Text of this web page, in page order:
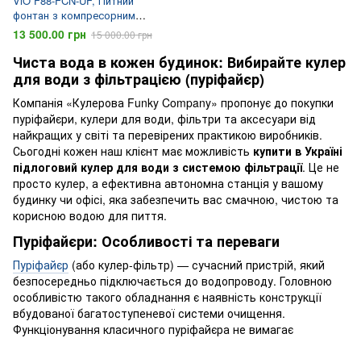
фонтан з компресорним
охолодженням, 4-х етапною
очисткою та окремим краном
для наповнення пляшок
13 500.00 грн 15 000.00 грн
Чиста вода в кожен будинок: Вибирайте кулер
для води з фільтрацією (пуріфайєр)
Компанія «Кулерова Funky Company» пропонує до покупки
пуріфайєри, кулери для води, фільтри та аксесуари від
найкращих у світі та перевірених практикою виробників.
Сьогодні кожен наш клієнт має можливість купити в Україні
підлоговий кулер для води з системою фільтрації. Це не
просто кулер, а ефективна автономна станція у вашому
будинку чи офісі, яка забезпечить вас смачною, чистою та
корисною водою для пиття.
Пуріфайєри: Особливості та переваги
Пуріфайєр (або кулер-фільтр) — сучасний пристрій, який
безпосередньо підключається до водопроводу. Головною
особливістю такого обладнання є наявність конструкції
вбудованої багатоступеневої системи очищення.
Функціонування класичного пуріфайєра не вимагає